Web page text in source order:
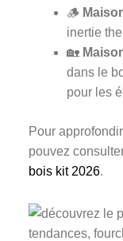
🪵
inertie
🏡
dans le
pour les
Pour
pouvez
bois kit 2026.